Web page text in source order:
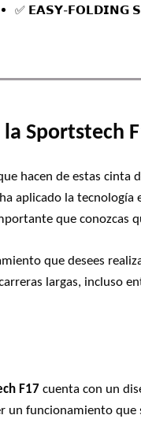
✅ 𝗘𝗔𝗦𝗬-𝗙𝗢𝗟𝗗𝗜𝗡𝗚
Sportstech
hacen de estas
aplicado la
que conozcas
que desees
largas, incluso
F17 cuenta con un
un funcionamiento que